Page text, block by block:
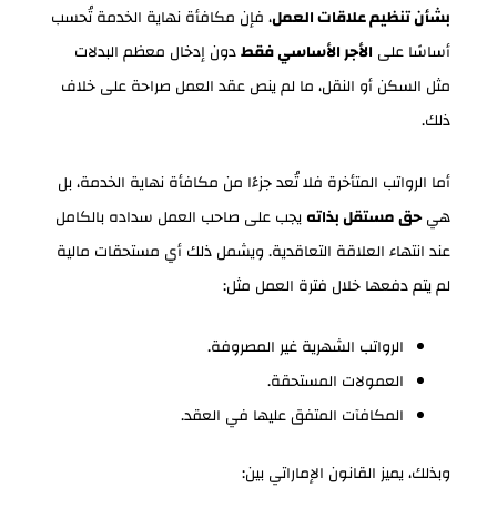
بشأن تنظيم علاقات العمل، فإن مكافأة نهاية الخدمة تُحسب
أساسًا على الأجر الأساسي فقطدون إدخال معظم البدلات
مثل السكن أو النقل، ما لم ينص عقد العمل صراحة على خلاف
ذلك.
أما الرواتب المتأخرة فلا تُعد جزءًا من مكافأة نهاية الخدمة، بل
هيحق مستقل بذاتهيجب على صاحب العمل سداده بالكامل
عند انتهاء العلاقة التعاقدية. ويشمل ذلك أي مستحقات مالية
لم يتم دفعها خلال فترة العمل مثل:
الرواتب الشهرية غير المصروفة.
العمولات المستحقة.
المكافآت المتفق عليها في العقد.
وبذلك، يميز القانون الإماراتي بين: